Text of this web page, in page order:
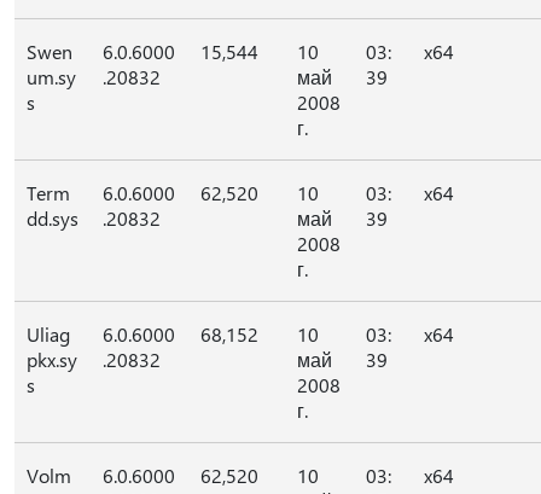
Swen
um.sy
s
6.0.6000
.20832
15,544
10
май
2008
г.
03:
39
x64
Term
dd.sys
6.0.6000
.20832
62,520
10
май
2008
г.
03:
39
x64
Uliag
pkx.sy
s
6.0.6000
.20832
68,152
10
май
2008
г.
03:
39
x64
Volm
6.0.6000
62,520
10
03:
x64